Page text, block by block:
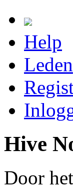
Help
Leden
Hive
Door